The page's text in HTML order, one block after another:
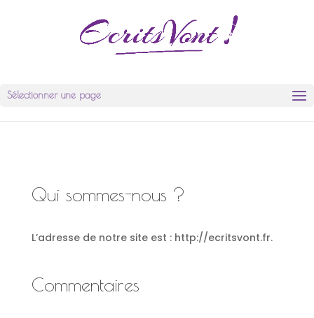
Sélectionner une page
Qui sommes-nous ?
L’adresse de notre site est : http://ecritsvont.fr.
Commentaires